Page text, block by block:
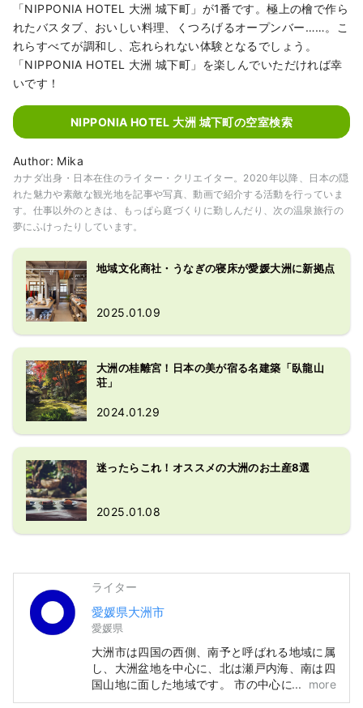
「NIPPONIA HOTEL 大洲 城下町」が1番です。極上の檜で作ら
れたバスタブ、おいしい料理、くつろげるオープンバー……。こ
れらすべてが調和し、忘れられない体験となるでしょう。
「NIPPONIA HOTEL 大洲 城下町」を楽しんでいただければ幸
いです！
NIPPONIA HOTEL 大洲 城下町の空室検索
Author: Mika
カナダ出身・日本在住のライター・クリエイター。2020年以降、日本の隠
れた魅力や素敵な観光地を記事や写真、動画で紹介する活動を行っていま
す。仕事以外のときは、もっぱら庭づくりに勤しんだり、次の温泉旅行の
夢にふけったりしています。
地域文化商社・うなぎの寝床が愛媛大洲に新拠点
2025.01.09
大洲の桂離宮！日本の美が宿る名建築「臥龍山
荘」
2024.01.29
迷ったらこれ！オススメの大洲のお土産8選
2025.01.08
ライター
愛媛県大洲市
愛媛県
大洲市は四国の西側、南予と呼ばれる地域に属
し、大洲盆地を中心に、北は瀬戸内海、南は四
国山地に面した地域です。 市の中心には清
流・肱川が流れ、その名の由来ともいわれるよ
more